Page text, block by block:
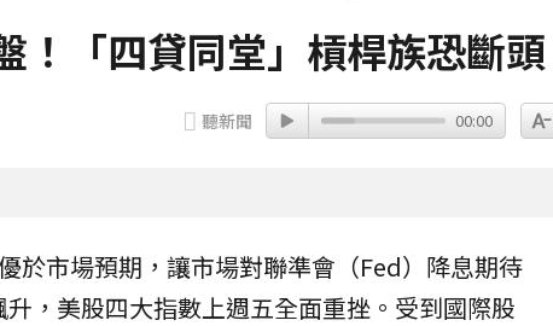
！「四貸同堂」槓桿族恐斷頭
聽新聞 00:00
於市場預期，讓市場對聯準會（Fed）降息期待
，美股四大指數上週五全面重挫。受到國際股